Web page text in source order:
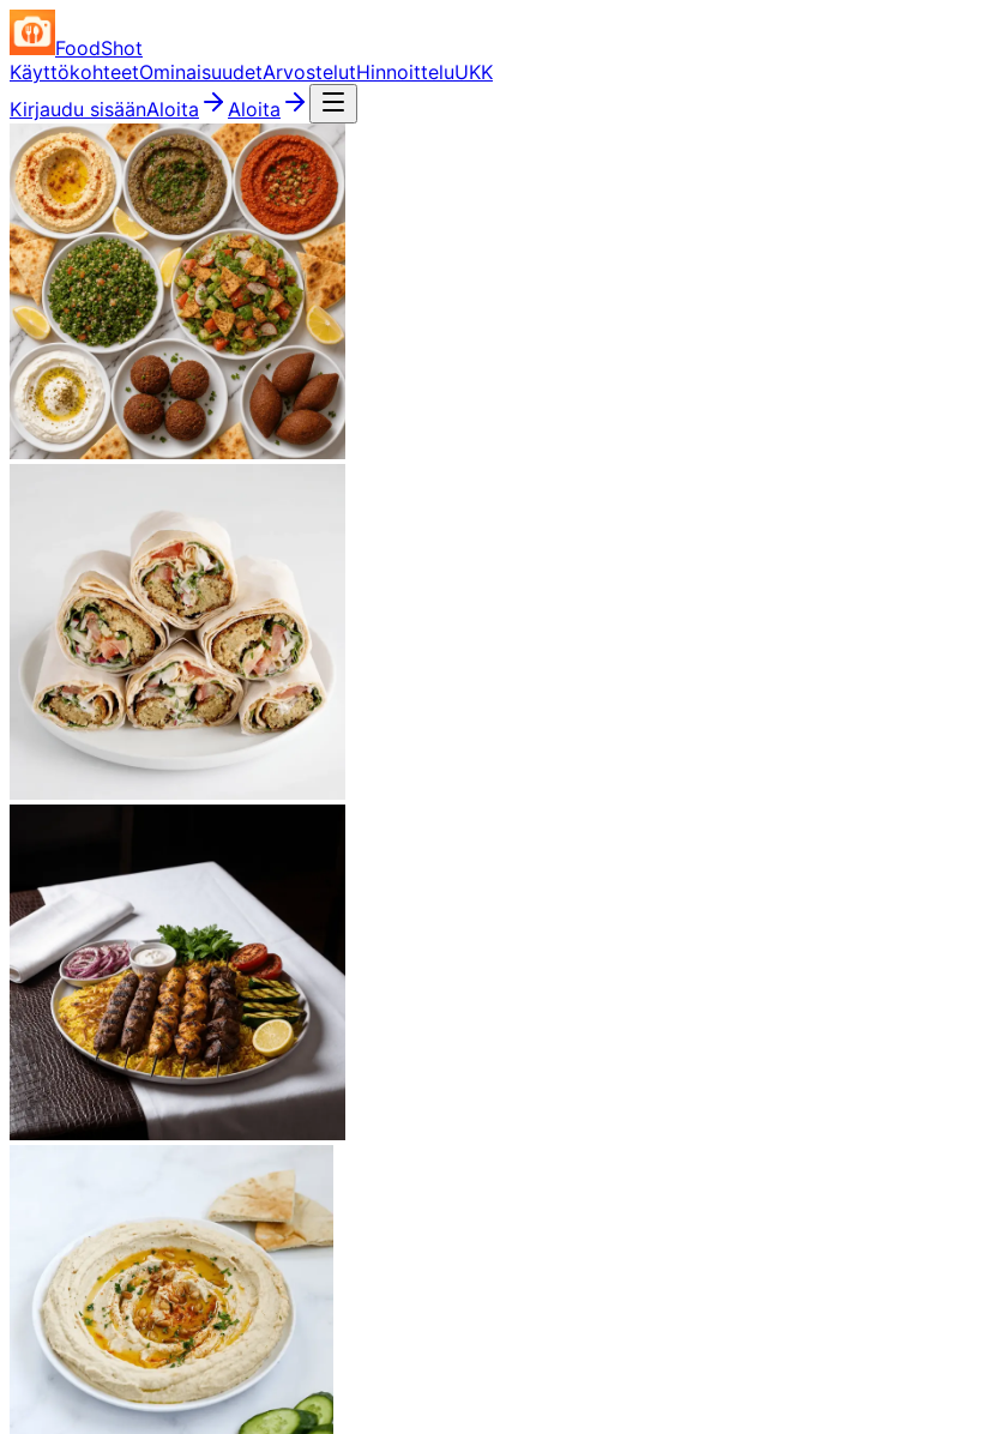
FoodShot
KäyttökohteetOminaisuudetArvostelutHinnoitteluUKK
Kirjaudu sisäänAloita Aloita